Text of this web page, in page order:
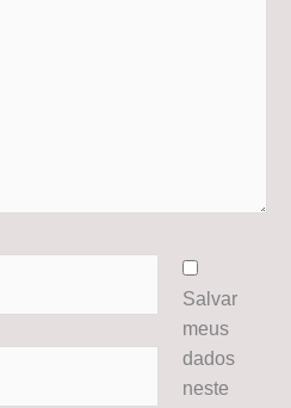
Salvar
meus
dados
neste